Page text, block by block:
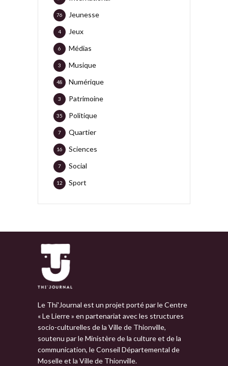
Jeunesse
76
Jeux
4
Médias
6
Musique
3
Numérique
48
Patrimoine
3
Politique
35
Quartier
7
Sciences
16
Social
7
Sport
12
Le Thi'Journal est un projet porté par le Centre
« Le Lierre » en partenariat avec les structures
socio-culturelles de la Ville de Thionville,
soutenu par le Ministère de la culture et de la
communication, le Conseil Départemental de
Moselle et la Ville de Thionville.